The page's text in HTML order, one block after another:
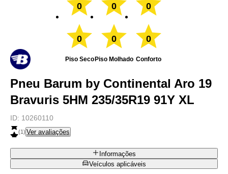
0
0
Piso Seco
0
0
Piso Molhado
0
0
Conforto
Pneu Barum by Continental Aro 19
Bravuris 5HM 235/35R19 91Y XL
ID: 10260110
(1) Ver avaliações
Informações
Veículos aplicáveis